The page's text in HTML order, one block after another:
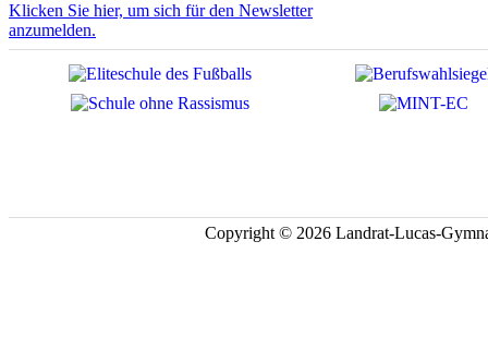
Klicken Sie hier, um sich für den Newsletter
anzumelden.
Copyright © 2026 Landrat-Lucas-